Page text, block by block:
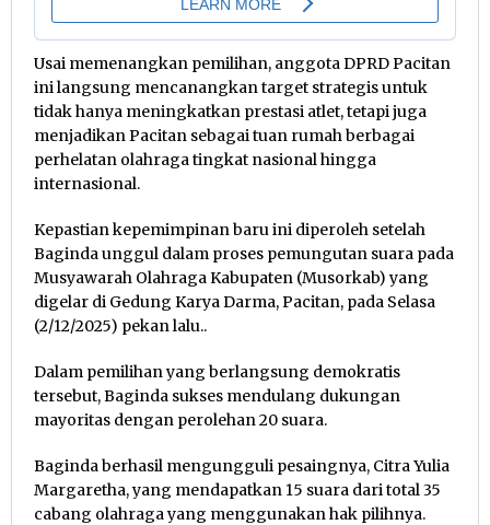
Usai memenangkan pemilihan, anggota DPRD Pacitan
ini langsung mencanangkan target strategis untuk
tidak hanya meningkatkan prestasi atlet, tetapi juga
menjadikan Pacitan sebagai tuan rumah berbagai
perhelatan olahraga tingkat nasional hingga
internasional.
Kepastian kepemimpinan baru ini diperoleh setelah
Baginda unggul dalam proses pemungutan suara pada
Musyawarah Olahraga Kabupaten (Musorkab) yang
digelar di Gedung Karya Darma, Pacitan, pada Selasa
(2/12/2025) pekan lalu..
Dalam pemilihan yang berlangsung demokratis
tersebut, Baginda sukses mendulang dukungan
mayoritas dengan perolehan 20 suara.
Baginda berhasil mengungguli pesaingnya, Citra Yulia
Margaretha, yang mendapatkan 15 suara dari total 35
cabang olahraga yang menggunakan hak pilihnya.